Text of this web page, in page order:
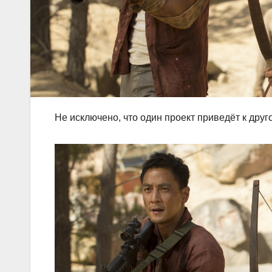
Не исключено, что один проект приведёт к